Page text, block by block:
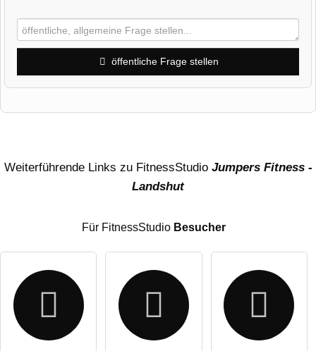
öffentliche Frage stellen
Weiterführende Links zu FitnessStudio Jumpers Fitness -
Landshut
Für FitnessStudio Besucher